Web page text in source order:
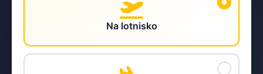
Na lotnisko